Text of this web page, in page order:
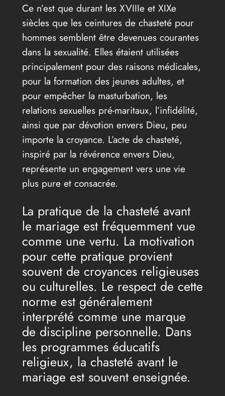
Ce n’est que durant les XVIIIe et XIXe
siècles que les ceintures de chasteté pour
hommes semblent être devenues courantes
dans la sexualité. Elles étaient utilisées
principalement pour des raisons médicales,
pour la formation des jeunes adultes, et
pour empêcher la masturbation, les
relations sexuelles pré-maritaux, l’infidélité,
ainsi que par dévotion envers Dieu, peu
importe la croyance. L’acte de chasteté,
inspiré par la révérence envers Dieu,
représente un engagement vers une vie
plus pure et consacrée.
La pratique de la chasteté avant
le mariage est fréquemment vue
comme une vertu. La motivation
pour cette pratique provient
souvent de croyances religieuses
ou culturelles. Le respect de cette
norme est généralement
interprété comme une marque
de discipline personnelle. Dans
les programmes éducatifs
religieux, la chasteté avant le
mariage est souvent enseignée.